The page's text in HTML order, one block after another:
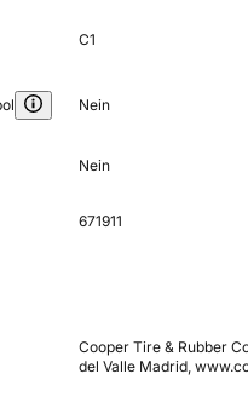
C1
Nein
Nein
671911
Cooper Tire & Rubber
del Valle Madrid,